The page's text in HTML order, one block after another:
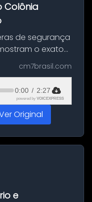
Colônia
de segurança
o exato
suspeito da
anos. O crime
cm7brasil.com
0:00 / 2:27
powered by VOICEXPRESS
Original
e